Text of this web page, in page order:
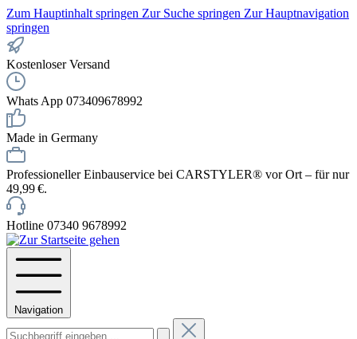
Zum Hauptinhalt springen Zur Suche springen Zur Hauptnavigation
springen
Kostenloser Versand
Whats App 073409678992
Made in Germany
Professioneller Einbauservice bei CARSTYLER® vor Ort – für nur
49,99 €.
Hotline 07340 9678992
Navigation